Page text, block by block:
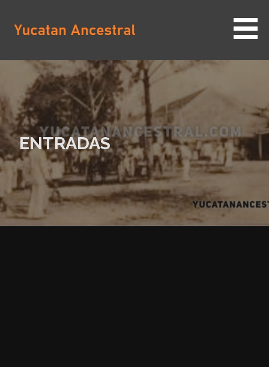
contenido
YUCATAN ANCESTRAL
ENTRADAS